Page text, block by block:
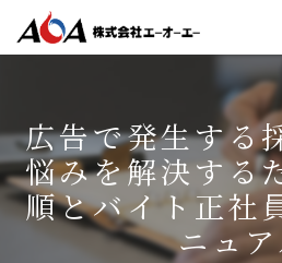
広告で発生する
悩みを解決する
順とバイト正社
ニュ